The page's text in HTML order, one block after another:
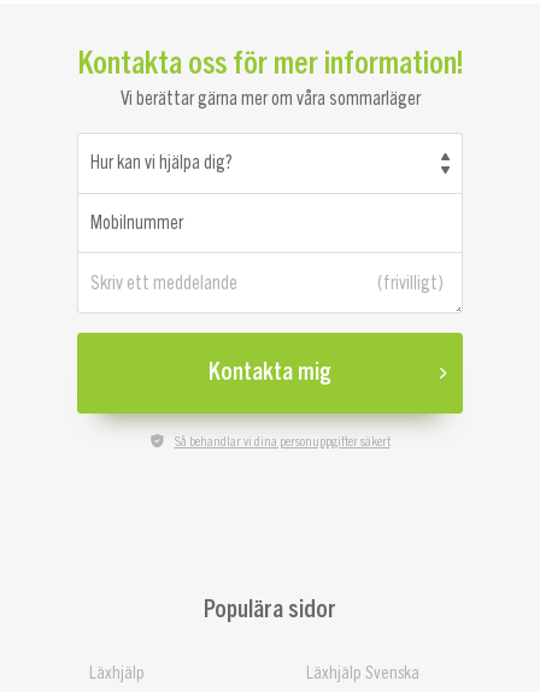
Kontakta oss för mer information!
Vi berättar gärna mer om våra sommarläger
Hur kan vi hjälpa dig?
Mobilnummer
Skriv ett meddelande
Kontakta mig
Så behandlar vi dina personuppgifter säkert
Populära sidor
Läxhjälp
Läxhjälp Svenska